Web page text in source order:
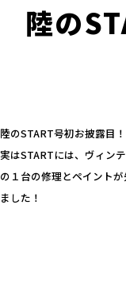
陸の
陸のSTART号初お披露目！
実はSTARTには、ヴィン
の１台の修理とペイント
ました！